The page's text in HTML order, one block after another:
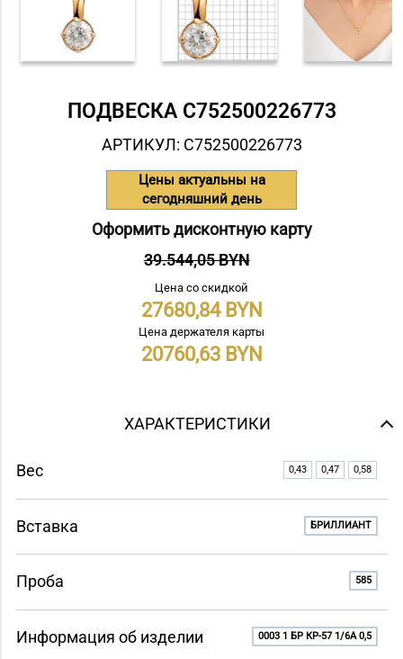
ПОДВЕСКА С752500226773
АРТИКУЛ: С752500226773
Цены актуальны на
сегодняшний день
Оформить дисконтную карту
39.544,05 BYN
Цена со скидкой
27680,84
Цена держателя карты
20760,63
ХАРАКТЕРИСТИКИ
Вес 0,43 0,47 0,58
Вставка БРИЛЛИАНТ
Проба 585
Информация об изделии 0003 1 БР КР-57 1/6A 0,5